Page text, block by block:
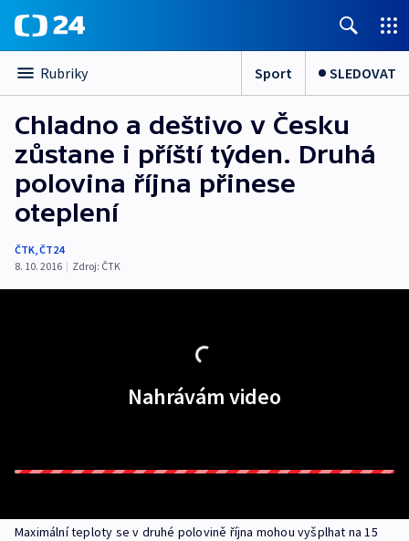
Rubriky Sport SLEDOVAT
Chladno a deštivo v Česku
zůstane i příští týden. Druhá
polovina října přinese
oteplení
ČTK,ČT24
8. 10. 2016 | Zdroj: ČTK
Nahrávám video
Maximální teploty se v druhé polovině října mohou vyšplhat na 15